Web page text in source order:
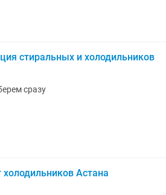
стиральных и холодильников
сразу
Астана